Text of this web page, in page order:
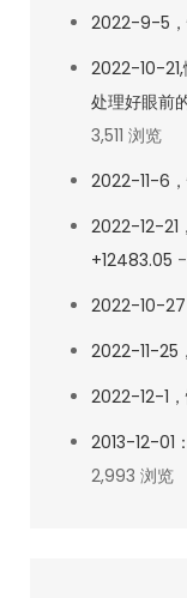
2022-9-5，
2022-10-
处理好眼前
3,511 浏览
2022-11-6
2022-12-21
+12483.05
2022-10-27
2022-11-25
2022-12-1，
2013-12-01
2,993 浏览